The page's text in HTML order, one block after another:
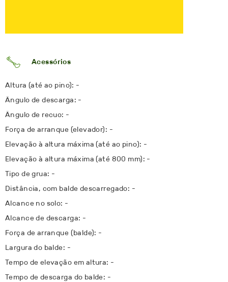
Acessórios
Altura (até ao pino): -
Ângulo de descarga: -
Ângulo de recuo: -
Força de arranque (elevador): -
Elevação à altura máxima (até ao pino): -
Elevação à altura máxima (até 800 mm): -
Tipo de grua: -
Distância, com balde descarregado: -
Alcance no solo: -
Alcance de descarga: -
Força de arranque (balde): -
Largura do balde: -
Tempo de elevação em altura: -
Tempo de descarga do balde: -